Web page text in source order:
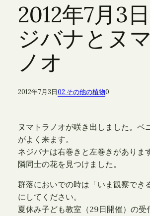
2012年7月3
ジバナとヌ
ノオ
2012年7月3日02 その他の植物0
ヌマトラノオが咲き出しました。ベ
がよく来ます。
ネジバナは右巻きと左巻きがあります
隣同士の花を見つけました。
群落においでの時は「いま観察でき
にしてください。
夏休み子ども教室（29日開催）の受